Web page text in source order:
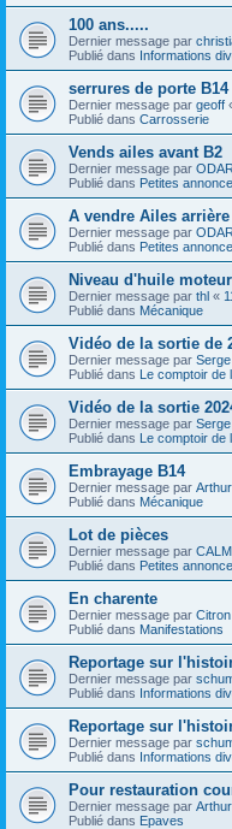
100 ans.....
Dernier message par
Publié dans Informations
serrures de porte
Dernier message par geoff
Publié dans Carrosserie
Vends ailes avant B2
Dernier message par
Publié dans Petites
A vendre Ailes
Dernier message par
Publié dans Petites
Niveau d'huile moteur
Dernier message par thl «
Publié dans Mécanique
Vidéo de la sortie de
Dernier message par Serge
Publié dans Le comptoir de
Vidéo de la sortie
Dernier message par Serge
Publié dans Le comptoir de
Embrayage B14
Dernier message par Arthur
Publié dans Mécanique
Lot de pièces
Dernier message par CALM
Publié dans Petites
En charente
Dernier message par Citron
Publié dans Manifestations
Reportage sur
Dernier message par
Publié dans Informations
Reportage sur
Dernier message par
Publié dans Informations
Pour restauration
Dernier message par Arthur
Publié dans Epaves